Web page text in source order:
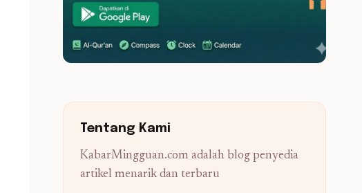
Tentang Kami
KabarMingguan.com adalah blog penyedia
artikel menarik dan terbaru